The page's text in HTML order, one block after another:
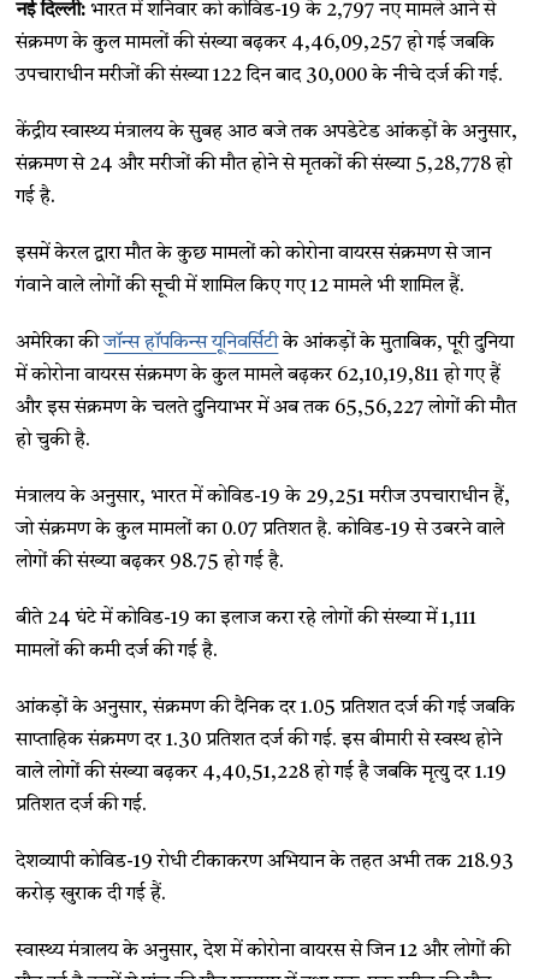
नई दिल्ली: भारत में शनिवार को कोविड-19 के 2,797 नए मामले आने से
संक्रमण के कुल मामलों की संख्या बढ़कर 4,46,09,257 हो गई जबकि
उपचाराधीन मरीजों की संख्या 122 दिन बाद 30,000 के नीचे दर्ज की गई.
केंद्रीय स्वास्थ्य मंत्रालय के सुबह आठ बजे तक अपडेटेड आंकड़ों के अनुसार,
संक्रमण से 24 और मरीजों की मौत होने से मृतकों की संख्या 5,28,778 हो
गई है.
इसमें केरल द्वारा मौत के कुछ मामलों को कोरोना वायरस संक्रमण से जान
गंवाने वाले लोगों की सूची में शामिल किए गए 12 मामले भी शामिल हैं.
अमेरिका कीजॉन्स हॉपकिन्स यूनिवर्सिटीके आंकड़ों के मुताबिक, पूरी दुनिया
में कोरोना वायरस संक्रमण के कुल मामले बढ़कर 62,10,19,811 हो गए हैं
और इस संक्रमण के चलते दुनियाभर में अब तक 65,56,227 लोगों की मौत
हो चुकी है.
मंत्रालय के अनुसार, भारत में कोविड-19 के 29,251 मरीज उपचाराधीन हैं,
जो संक्रमण के कुल मामलों का 0.07 प्रतिशत है. कोविड-19 से उबरने वाले
लोगों की संख्या बढ़कर 98.75 हो गई है.
बीते 24 घंटे में कोविड-19 का इलाज करा रहे लोगों की संख्या में 1,111
मामलों की कमी दर्ज की गई है.
आंकड़ों के अनुसार, संक्रमण की दैनिक दर 1.05 प्रतिशत दर्ज की गई जबकि
साप्ताहिक संक्रमण दर 1.30 प्रतिशत दर्ज की गई. इस बीमारी से स्वस्थ होने
वाले लोगों की संख्या बढ़कर 4,40,51,228 हो गई है जबकि मृत्यु दर 1.19
प्रतिशत दर्ज की गई.
देशव्यापी कोविड-19 रोधी टीकाकरण अभियान के तहत अभी तक 218.93
करोड़ खुराक दी गई हैं.
स्वास्थ्य मंत्रालय के अनुसार, देश में कोरोना वायरस से जिन 12 और लोगों की